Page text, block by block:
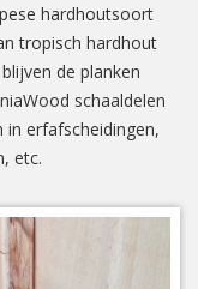
hardhoutsoort
tropisch hardhout
de planken
schaaldelen
erfafscheidingen,
etc.